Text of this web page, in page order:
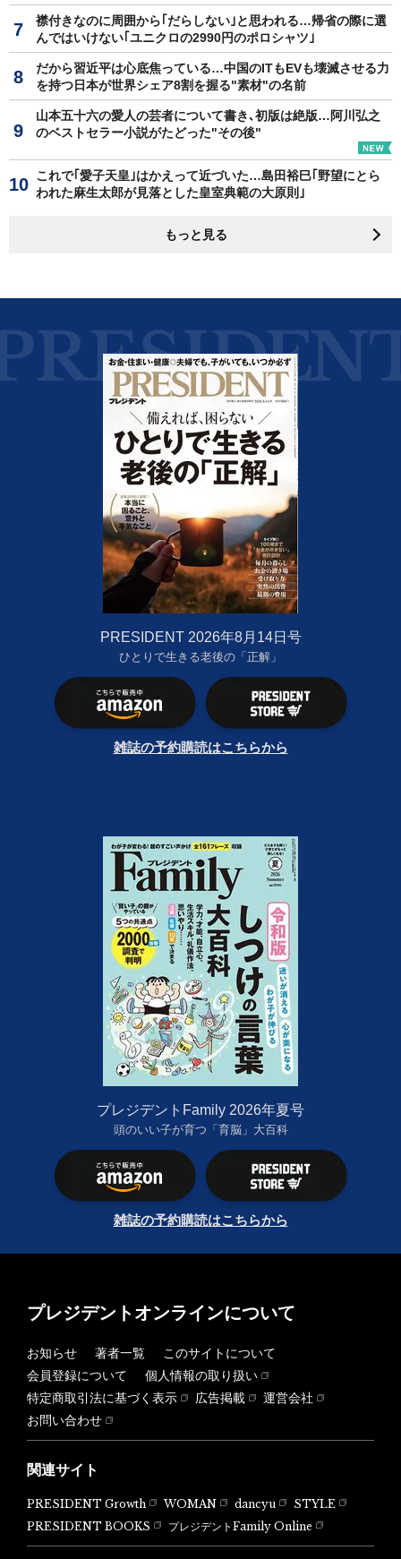
襟付きなのに周囲から｢だらしない｣と思われる…帰省の際に選
んではいけない｢ユニクロの2990円のポロシャツ｣
だから習近平は心底焦っている…中国のITもEVも壊滅させる力
を持つ日本が世界シェア8割を握る"素材"の名前
山本五十六の愛人の芸者について書き､初版は絶版…阿川弘之
のベストセラー小説がたどった"その後"
これで｢愛子天皇｣はかえって近づいた…島田裕巳｢野望にとら
われた麻生太郎が見落とした皇室典範の大原則｣
もっと見る
PRESIDENT 2026年8月14日号
ひとりで生きる老後の「正解」
雑誌の予約購読はこちらから
プレジデントFamily 2026年夏号
頭のいい子が育つ「育脳」大百科
雑誌の予約購読はこちらから
プレジデントオンラインについて
お知らせ 著者一覧
このサイトについて
会員登録について
個人情報の取り扱い
特定商取引法に基づく表示
広告掲載
運営会社
お問い合わせ
関連サイト
PRESIDENT Growth WOMAN dancyu
STYLE
PRESIDENT BOOKS
プレジデントFamily Online